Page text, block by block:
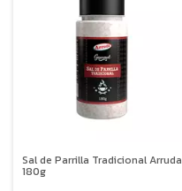
Sal de Parrilla Tradicional Arruda
180g